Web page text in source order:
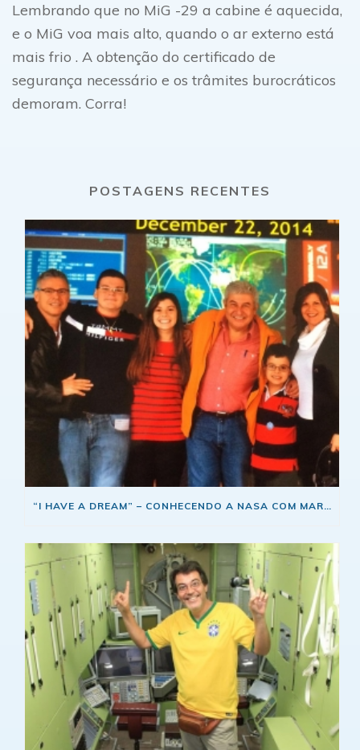
Lembrando que no MiG -29 a cabine é aquecida,
e o MiG voa mais alto, quando o ar externo está
mais frio . A obtenção do certificado de
segurança necessário e os trâmites burocráticos
demoram. Corra!
POSTAGENS RECENTES
“I HAVE A DREAM” – CONHECENDO A NASA COM MARCOS PONTES